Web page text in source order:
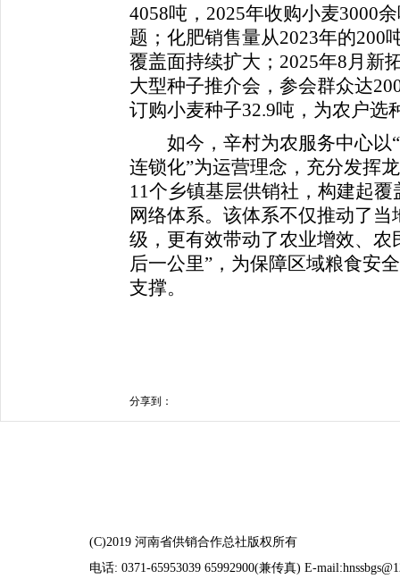
4058吨，2025年收购小麦3000
题；化肥销售量从2023年的200
覆盖面持续扩大；2025年8月新
大型种子推介会，参会群众达
订购小麦种子32.9吨，为农户选
如今，辛村为农服务中心以“
连锁化”为运营理念，充分发挥
11个乡镇基层供销社，构建起
网络体系。该体系不仅推动了
级，更有效带动了农业增效、
后一公里”，为保障区域粮食安
支撑。
分享到：
(C)2019 河南省供销合作总社版权所有
电话: 0371-65953039 65992900(兼传真) E-